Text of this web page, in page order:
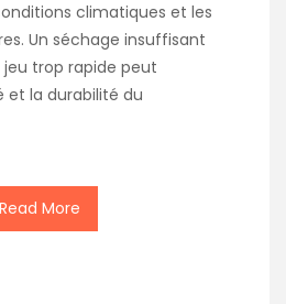
climatiques et les
Un séchage insuffisant
trop rapide peut
la durabilité du
Read More